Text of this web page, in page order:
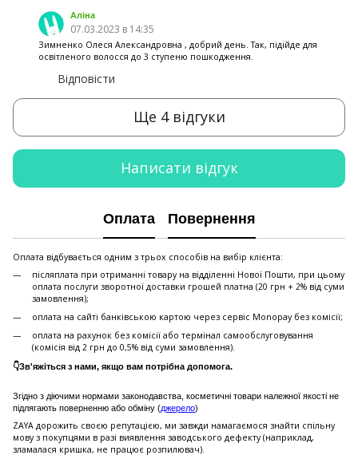
Аліна
07.03.2023 в 14:35
Зимненко Олеся Александровна , добрий день. Так, підійде для
освітленого волосся до 3 ступеню пошкодження.
Відповісти
Ще 4 відгуки
Написати відгук
Оплата Повернення
Оплата відбувається одним з трьох способів на вибір клієнта:
післяплата при отриманні товару на відділенні Нової Пошти, при цьому
оплата послуги зворотної доставки грошей платна (20 грн + 2% від суми
замовлення);
оплата на сайті банківською картою через сервіс Monopay без комісії;
оплата на рахунок без комісії або термінал самообслуговування
(комісія від 2 грн до 0,5% від суми замовлення).
👇Зв'яжіться з нами, якщо вам потрібна допомога.
Згідно з діючими нормами законодавства, косметичні товари належної якості не
підлягають поверненню або обміну (джерело)
ZAYA дорожить своєю репутацією, ми завжди намагаємося знайти спільну
мову з покупцями в разі виявлення заводського дефекту (наприклад,
зламалася кришка, не працює розпилювач).